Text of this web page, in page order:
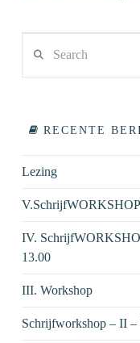
RECENTE
Lezing
IV.
13.00
III. Workshop
Schrijfworkshop – II –